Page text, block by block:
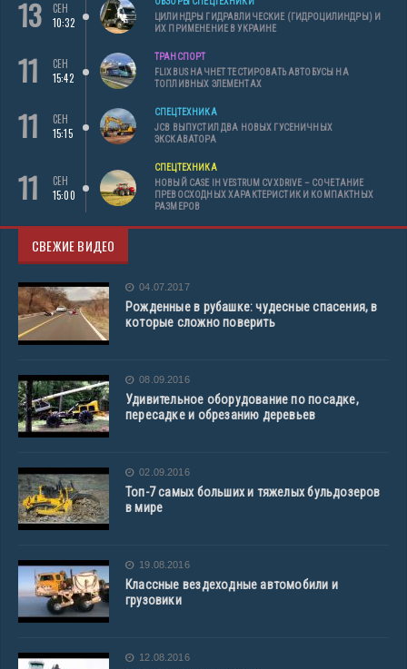
13
СЕН
10:32
ЦИЛИНДРЫ ГИДРАВЛИЧЕСКИЕ (ГИДРОЦИЛИНДРЫ) И
ИХ ПРИМЕНЕНИЕ В УКРАИНЕ
11
СЕН
15:42
ТРАНСПОРТ
FLIXBUS НАЧНЕТ ТЕСТИРОВАТЬ АВТОБУСЫ НА
ТОПЛИВНЫХ ЭЛЕМЕНТАХ
11
СЕН
15:15
СПЕЦТЕХНИКА
JCB ВЫПУСТИЛ ДВА НОВЫХ ГУСЕНИЧНЫХ
ЭКСКАВАТОРА
11
СЕН
15:00
СПЕЦТЕХНИКА
НОВЫЙ CASE IH VESTRUM CVXDRIVE – СОЧЕТАНИЕ
ПРЕВОСХОДНЫХ ХАРАКТЕРИСТИК И КОМПАКТНЫХ
РАЗМЕРОВ
СВЕЖИЕ ВИДЕО
04.07.2017
Рожденные в рубашке: чудесные спасения, в
которые сложно поверить
08.09.2016
Удивительное оборудование по посадке,
пересадке и обрезанию деревьев
02.09.2016
Топ-7 самых больших и тяжелых бульдозеров
в мире
19.08.2016
Классные вездеходные автомобили и
грузовики
12.08.2016